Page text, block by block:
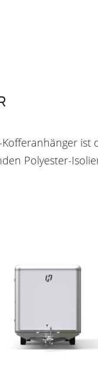
ist
Polyester-